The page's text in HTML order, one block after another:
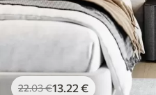
22.03€13 .22 €